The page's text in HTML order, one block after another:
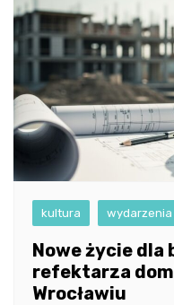
kultura wydarzenia
Nowe życie dla
refektarza
Wrocławiu